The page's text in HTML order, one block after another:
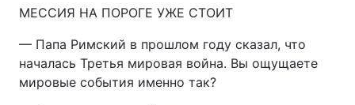
МЕССИЯ НА ПОРОГЕ УЖЕ СТОИТ
— Папа Римский в прошлом году сказал, что
началась Третья мировая война. Вы ощущаете
мировые события именно так?